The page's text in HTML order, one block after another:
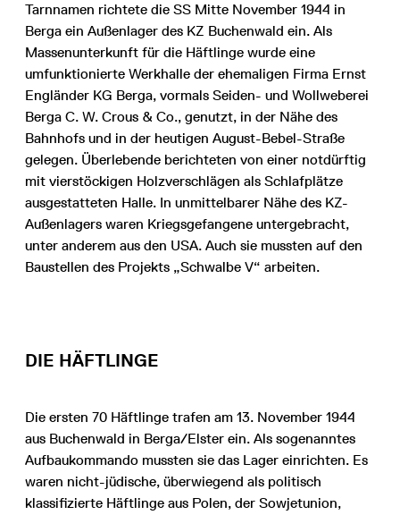
Tarnnamen richtete die SS Mitte November 1944 in
Berga ein Außenlager des KZ Buchenwald ein. Als
Massenunterkunft für die Häftlinge wurde eine
umfunktionierte Werkhalle der ehemaligen Firma Ernst
Engländer KG Berga, vormals Seiden- und Wollweberei
Berga C. W. Crous & Co., genutzt, in der Nähe des
Bahnhofs und in der heutigen August-Bebel-Straße
gelegen. Überlebende berichteten von einer notdürftig
mit vierstöckigen Holzverschlägen als Schlafplätze
ausgestatteten Halle. In unmittelbarer Nähe des KZ-
Außenlagers waren Kriegsgefangene untergebracht,
unter anderem aus den USA. Auch sie mussten auf den
Baustellen des Projekts „Schwalbe V“ arbeiten.
DIE HÄFTLINGE
Die ersten 70 Häftlinge trafen am 13. November 1944
aus Buchenwald in Berga/Elster ein. Als sogenanntes
Aufbaukommando mussten sie das Lager einrichten. Es
waren nicht-jüdische, überwiegend als politisch
klassifizierte Häftlinge aus Polen, der Sowjetunion,